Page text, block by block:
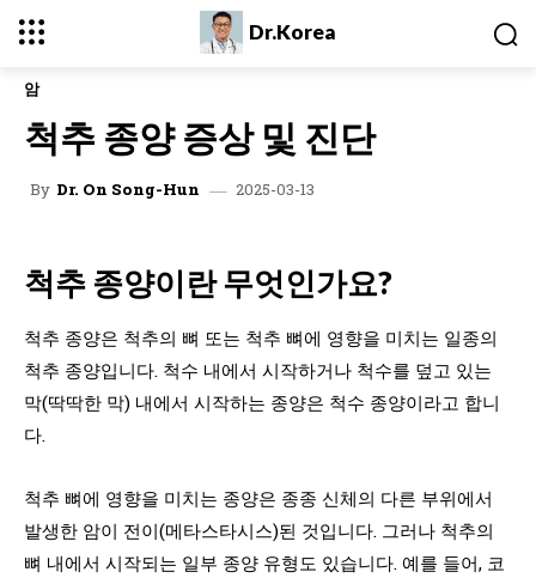
Dr.Korea
암
척추 종양 증상 및 진단
By Dr. On Song-Hun 2025-03-13
척추 종양이란 무엇인가요?
척추 종양은 척추의 뼈 또는 척추 뼈에 영향을 미치는 일종의
척추 종양입니다. 척수 내에서 시작하거나 척수를 덮고 있는
막(딱딱한 막) 내에서 시작하는 종양은 척수 종양이라고 합니
다.
척추 뼈에 영향을 미치는 종양은 종종 신체의 다른 부위에서
발생한 암이 전이(메타스타시스)된 것입니다. 그러나 척추의
뼈 내에서 시작되는 일부 종양 유형도 있습니다. 예를 들어, 코